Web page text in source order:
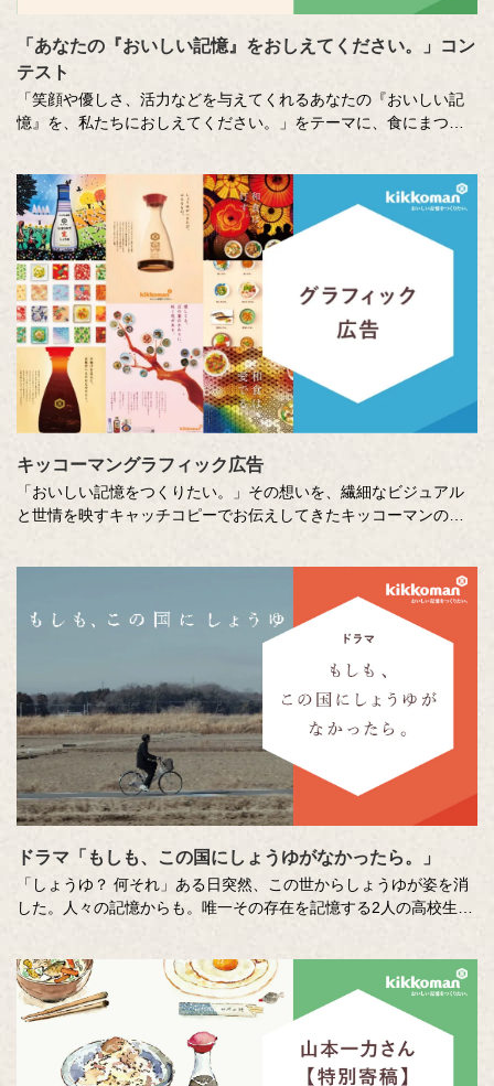
「あなたの『おいしい記憶』をおしえてください。」コン
テスト
「笑顔や優しさ、活力などを与えてくれるあなたの『おいしい記
憶』を、私たちにおしえてください。」をテーマに、食にまつわ
各年代から数多くのこころあたたまる作品が寄せられています。
少し前向きになれる、今が大切になる。そんな「おいしい記憶」
をつづった、歴代の受賞作品をご紹介します。
キッコーマングラフィック広告
「おいしい記憶をつくりたい。」その想いを、繊細なビジュアル
と世情を映すキャッチコピーでお伝えしてきたキッコーマンの企
品について、寄せてくださったコメントも紹介しています。
ドラマ「もしも、この国にしょうゆがなかったら。」
「しょうゆ？ 何それ」ある日突然、この世からしょうゆが姿を消
した。人々の記憶からも。唯一その存在を記憶する2人の高校生
出演：山崎雄大、蒼井陽奈、森本のぶ、三谷麟太郎 ／馬渕英里何
／東ちづる／村田雄浩